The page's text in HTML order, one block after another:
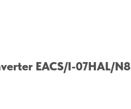
EACS/I-07HAL/N8